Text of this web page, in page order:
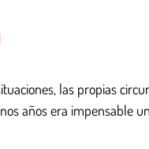
las propias
años era impensable